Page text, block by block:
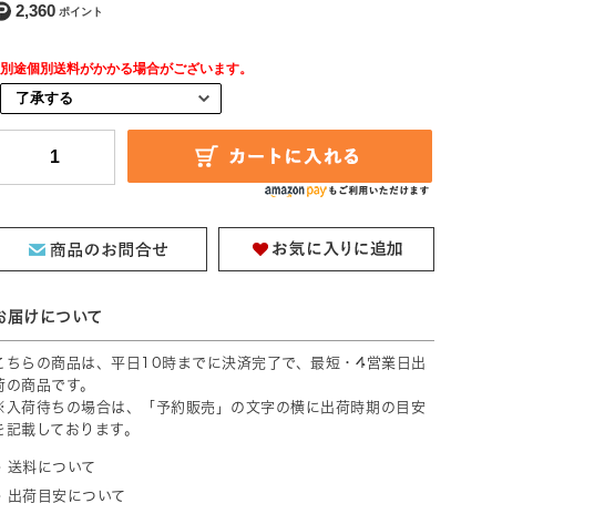
2,360
別途個別送料がかかる場合がございます。